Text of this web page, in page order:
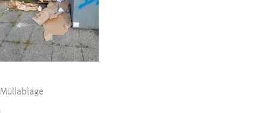
Müllablage